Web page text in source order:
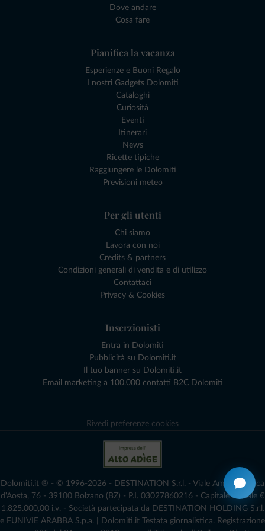
Dove andare
Cosa fare
Pianifica la vacanza
Esperienze e Buoni Regalo
I nostri Gadgets Dolomiti
Cataloghi
Curiosità
Eventi
Itinerari
News
Ricette tipiche
Raggiungere le Dolomiti
Previsioni meteo
Per gli utenti
Chi siamo
Lavora con noi
Credits & partners
Condizioni generali di vendita e di utilizzo
Contattaci
Privacy & Cookies
Inserzionisti
Entra in Dolomiti
Pubblicità su Dolomiti.it
Il tuo banner su Dolomiti.it
Email marketing a 100.000 contatti B2C Dolomiti
Rivedi preferenze cookies
Dolomiti.it ® - © 1996-2026 - DESTINATION S.r.l. - Viale Amedeo Duca
d'Aosta, 76 - 39100 Bolzano (BZ) - P.I. 03027860216 - Capitale Sociale €
1.825.000,00 i.v. - Società partecipata da DESTINATION HOLDING S.r.l.
e FUNIVIE ARABBA S.p.a. | Dolomiti.it Testata giornalistica. Registrazione